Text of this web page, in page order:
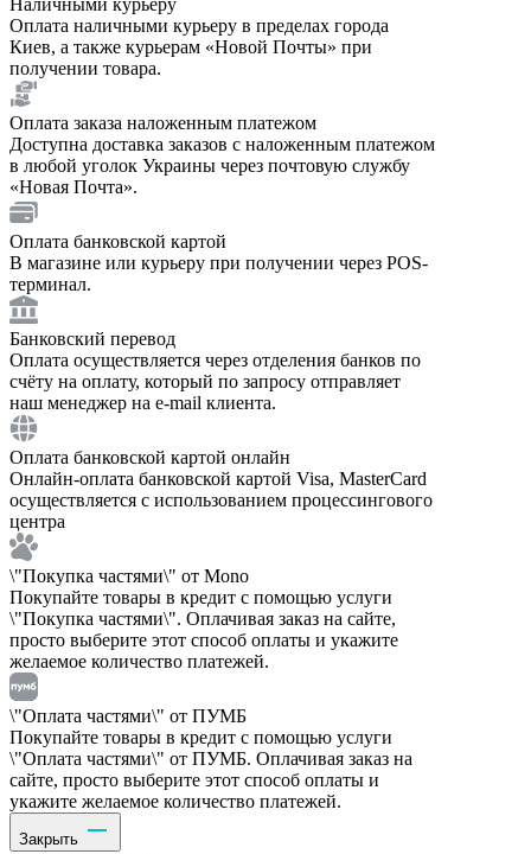
Оплата наличными курьеру в пределах города
Киев, а также курьерам «Новой Почты» при
получении товара.
Оплата заказа наложенным платежом
Доступна доставка заказов с наложенным платежом
в любой уголок Украины через почтовую службу
«Новая Почта».
Оплата банковской картой
В магазине или курьеру при получении через POS-
терминал.
Банковский перевод
Оплата осуществляется через отделения банков по
счёту на оплату, который по запросу отправляет
наш менеджер на e-mail клиента.
Оплата банковской картой онлайн
Онлайн-оплата банковской картой Visa, MasterCard
осуществляется с использованием процессингового
центра
\"Покупка частями\" от Mono
Покупайте товары в кредит с помощью услуги
\"Покупка частями\". Оплачивая заказ на сайте,
просто выберите этот способ оплаты и укажите
желаемое количество платежей.
\"Оплата частями\" от ПУМБ
Покупайте товары в кредит с помощью услуги
\"Оплата частями\" от ПУМБ. Оплачивая заказ на
сайте, просто выберите этот способ оплаты и
укажите желаемое количество платежей.
Закрыть